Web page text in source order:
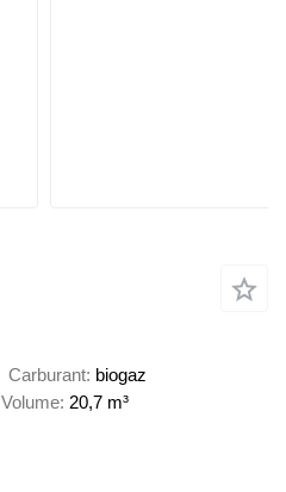
Carburant biogaz
Volume 20,7 m³